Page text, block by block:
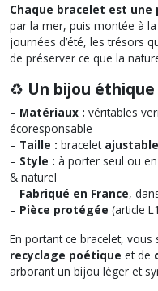
Chaque bracelet est une
par la mer, puis montée à
journées d’été, les trésors
de préserver ce que la
♻️ Un bijou
– Matériaux : véritables
écoresponsable
– Taille : bracelet ajustable
– Style : à porter seul ou
& naturel
– Fabriqué en France,
– Pièce protégée (article
En portant ce bracelet,
recyclage poétique et de
arborant un bijou léger et